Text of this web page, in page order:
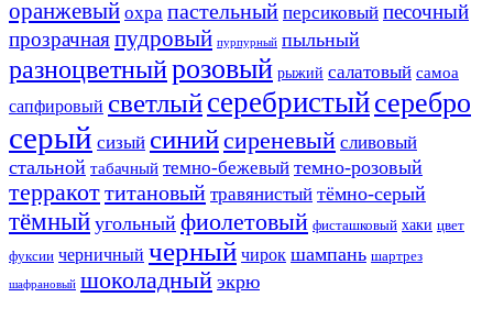
оранжевый охра пастельный персиковый песочный
прозрачнаяпудровый пурпурный пыльный
разноцветныйрозовый рыжий салатовый самоа
сапфировый светлыйсеребристыйсеребро
серый сизый синийсиреневый сливовый
стальной табачный темно-бежевый темно-розовый
терракоттитановый травянистый тёмно-серый
тёмный угольный фиолетовый фисташковый хаки цвет
фуксии черничный черный чирок шампань шартрез
шафрановый шоколадный экрю